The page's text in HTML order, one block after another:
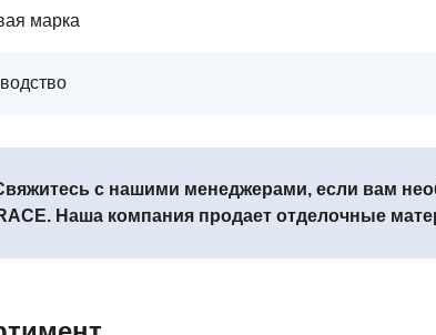
марка
с нашими менеджерами, если вам
Наша компания продает отделочные